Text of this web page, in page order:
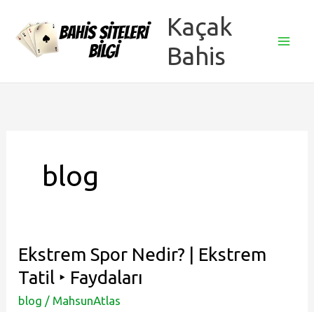
Kaçak
Bahis
blog
Ekstrem Spor Nedir? | Ekstrem
Tatil ‣ Faydaları
blog / MahsunAtlas